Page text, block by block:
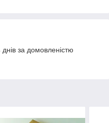
за домовленістю